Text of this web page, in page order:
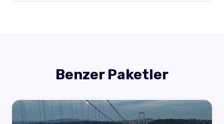
Benzer Paketler